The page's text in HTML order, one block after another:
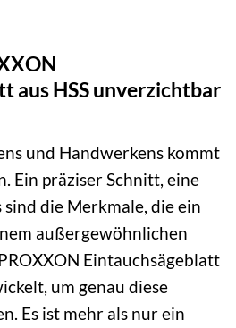
aus HSS unverzichtbar
und Handwerkens kommt
Ein präziser Schnitt, eine
die Merkmale, die ein
außergewöhnlichen
Eintauchsägeblatt
um genau diese
Es ist mehr als nur ein